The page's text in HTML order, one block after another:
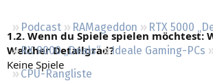
Podcast RAMageddon
RTX 5000
RX 9000 „Deals“
Ideale Gaming-PCs
CPU-Rangliste
1.2. Wenn du Spiele spielen möchtest:
Welcher Detailgrad?
Keine Spiele